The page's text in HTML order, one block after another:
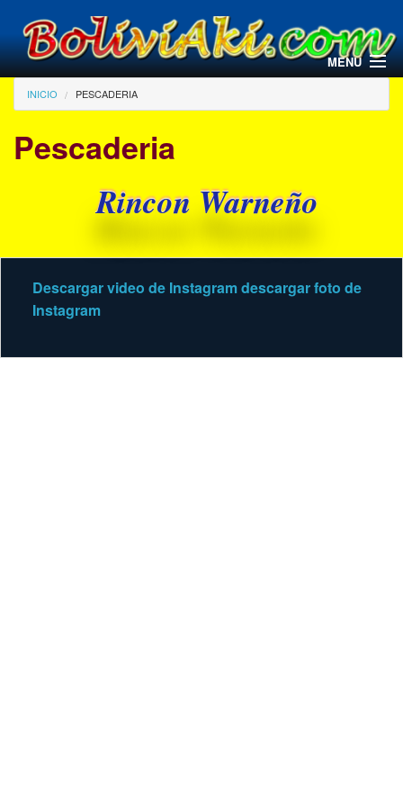
MENU
Usted está aquí
INICIO PESCADERIA
Pescaderia
Rincon Warneño
Descargar video de Instagramdescargar foto de
Instagram